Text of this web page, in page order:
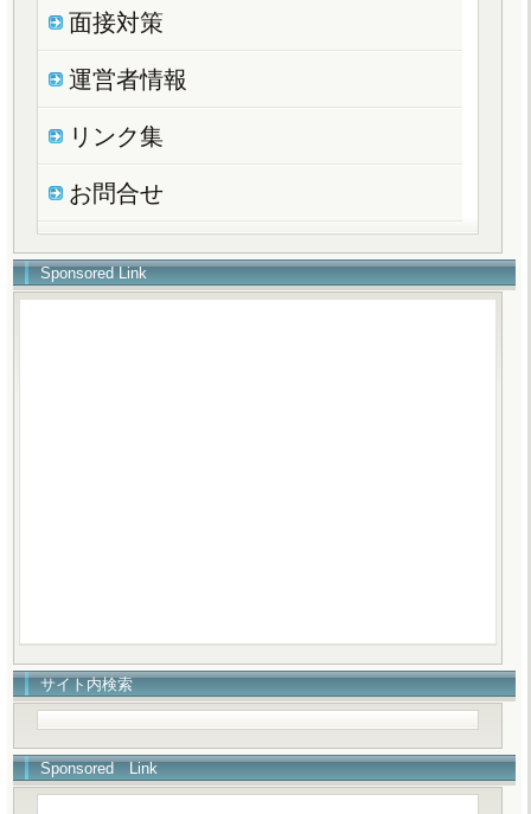
面接対策
運営者情報
リンク集
お問合せ
Sponsored Link
サイト内検索
Sponsored Link